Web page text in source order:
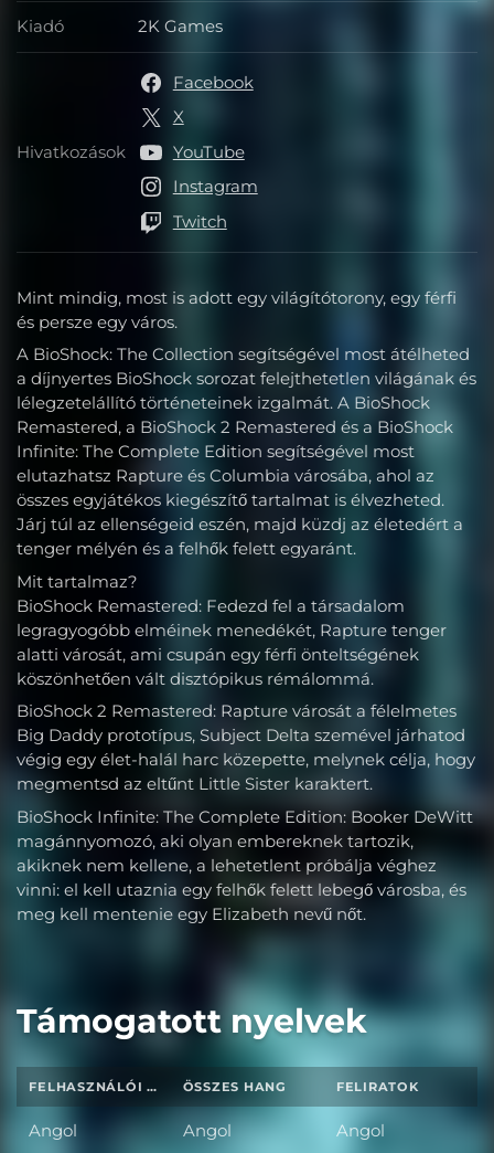
Mint mindig, most is adott egy világítótorony, egy férfi
és persze egy város.
A BioShock: The Collection segítségével most átélheted
a díjnyertes BioShock sorozat felejthetetlen világának és
lélegzetelállító történeteinek izgalmát. A BioShock
Remastered, a BioShock 2 Remastered és a BioShock
Infinite: The Complete Edition segítségével most
elutazhatsz Rapture és Columbia városába, ahol az
összes egyjátékos kiegészítő tartalmat is élvezheted.
Járj túl az ellenségeid eszén, majd küzdj az életedért a
tenger mélyén és a felhők felett egyaránt.
Mit tartalmaz?
BioShock Remastered: Fedezd fel a társadalom
legragyogóbb elméinek menedékét, Rapture tenger
alatti városát, ami csupán egy férfi önteltségének
köszönhetően vált disztópikus rémálommá.
BioShock 2 Remastered: Rapture városát a félelmetes
Big Daddy prototípus, Subject Delta szemével járhatod
végig egy élet-halál harc közepette, melynek célja, hogy
megmentsd az eltűnt Little Sister karaktert.
BioShock Infinite: The Complete Edition: Booker DeWitt
magánnyomozó, aki olyan embereknek tartozik,
akiknek nem kellene, a lehetetlent próbálja véghez
vinni: el kell utaznia egy felhők felett lebegő városba, és
meg kell mentenie egy Elizabeth nevű nőt.
Kiadó Kiadó
2K Games
Hivatkozások Hivatkozások
Facebook
X
YouTube
Instagram
Twitch
Támogatott nyelvek
FELHASZNÁLÓI FELÜLET ÖSSZES HANG FELIRATOK
Angol Angol Angol